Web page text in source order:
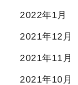
2022年1月
2021年12月
2021年11月
2021年10月